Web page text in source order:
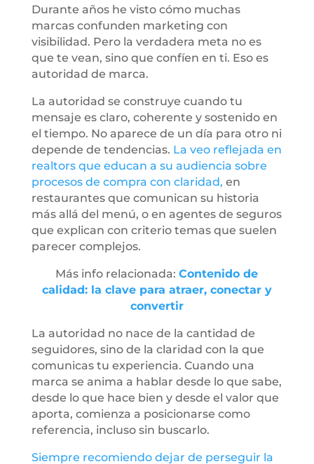
Durante años he visto cómo muchas
marcas confunden marketing con
visibilidad. Pero la verdadera meta no es
que te vean, sino que confíen en ti. Eso es
autoridad de marca.
La autoridad se construye cuando tu
mensaje es claro, coherente y sostenido en
el tiempo. No aparece de un día para otro ni
depende de tendencias. La veo reflejada en
realtors que educan a su audiencia sobre
procesos de compra con claridad, en
restaurantes que comunican su historia
más allá del menú, o en agentes de seguros
que explican con criterio temas que suelen
parecer complejos.
Más info relacionada:Contenido de
calidad: la clave para atraer, conectar y
convertir
La autoridad no nace de la cantidad de
seguidores, sino de la claridad con la que
comunicas tu experiencia. Cuando una
marca se anima a hablar desde lo que sabe,
desde lo que hace bien y desde el valor que
aporta, comienza a posicionarse como
referencia, incluso sin buscarlo.
Siempre recomiendo dejar de perseguir la